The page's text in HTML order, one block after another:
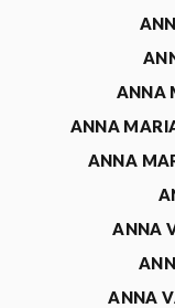
ANNA
ANNA
ANNA
ANNA
ANNA